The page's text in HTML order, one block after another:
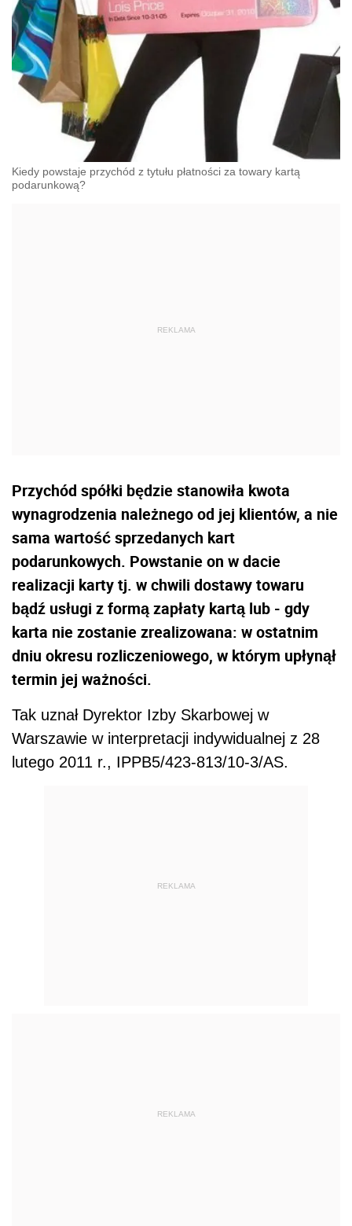
Kiedy powstaje przychód z tytułu płatności za towary kartą
podarunkową?
Przychód spółki będzie stanowiła kwota
wynagrodzenia należnego od jej klientów, a nie
sama wartość sprzedanych kart
podarunkowych. Powstanie on w dacie
realizacji karty tj. w chwili dostawy towaru
bądź usługi z formą zapłaty kartą lub - gdy
karta nie zostanie zrealizowana: w ostatnim
dniu okresu rozliczeniowego, w którym upłynął
termin jej ważności.
Tak uznał Dyrektor Izby Skarbowej w
Warszawie w interpretacji indywidualnej z 28
lutego 2011 r., IPPB5/423-813/10-3/AS.
REKLAMA
REKLAMA